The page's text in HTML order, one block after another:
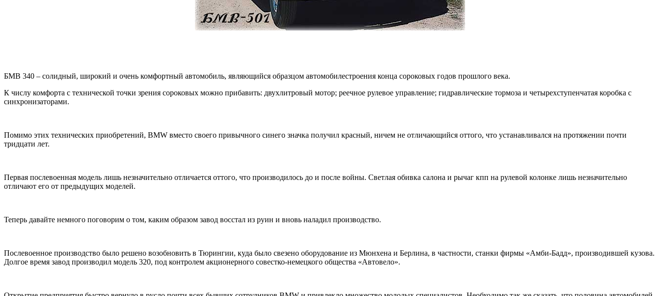
БМВ 340 – солидный, широкий и очень комфортный автомобиль, являющийся образцом автомобилестроения конца сороковых годов прошлого века.
К числу комфорта с технической точки зрения сороковых можно прибавить: двухлитровый мотор; реечное рулевое управление; гидравлические тормоза и четырехступенчатая коробка с
синхронизаторами.
Помимо этих технических приобретений, BMW вместо своего привычного синего значка получил красный, ничем не отличающийся оттого, что устанавливался на протяжении почти
тридцати лет.
Первая послевоенная модель лишь незначительно отличается оттого, что производилось до и после войны. Светлая обивка салона и рычаг кпп на рулевой колонке лишь незначительно
отличают его от предыдущих моделей.
Теперь давайте немного поговорим о том, каким образом завод восстал из руин и вновь наладил производство.
Послевоенное производство было решено возобновить в Тюрингии, куда было свезено оборудование из Мюнхена и Берлина, в частности, станки фирмы «Амби-Бадд», производившей кузова.
Долгое время завод производил модель 320, под контролем акционерного совестко-немецкого общества «Автовело».